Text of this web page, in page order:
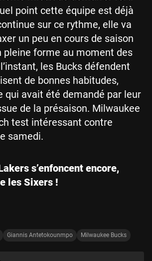
point cette équipe est déjà
sur ce rythme, elle va
un peu en cours de saison
pleine forme au moment des
les Bucks défendent
de bonnes habitudes,
qui avait été demandé par leur
de la présaison. Milwaukee
test intéressant contre
samedi.
s’enfoncent encore,
les Sixers !
Giannis Antetokounmpo Milwaukee Bucks